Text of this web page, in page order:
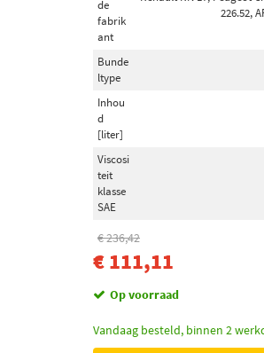
de
fabrik
ant
226.52,
Bunde
ltype
Inhou
d
[liter]
Viscosi
teit
klasse
SAE
€ 236,42
€ 111,11
Op voorraad
Vandaag besteld, binnen 2